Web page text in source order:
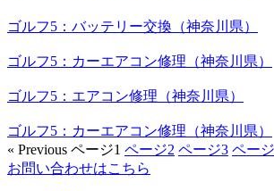
ゴルフ5：バッテリー交換（神奈川県）
ゴルフ5：カーエアコン修理（神奈川県）
ゴルフ5：エアコン修理（神奈川県）
ゴルフ5：カーエアコン修理（神奈川県）
« Previous ページ1 ページ2 ページ3 ページ
お問い合わせはこちら